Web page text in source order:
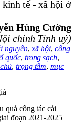
kinh tế - xã hội ở
Hùng Cường
chính Tỉnh uỷ)
nguyên,xã hội, công
quốc, trong sạch,
, trọng tâm, mục
quả công tác cải
đoạn 2021-2025